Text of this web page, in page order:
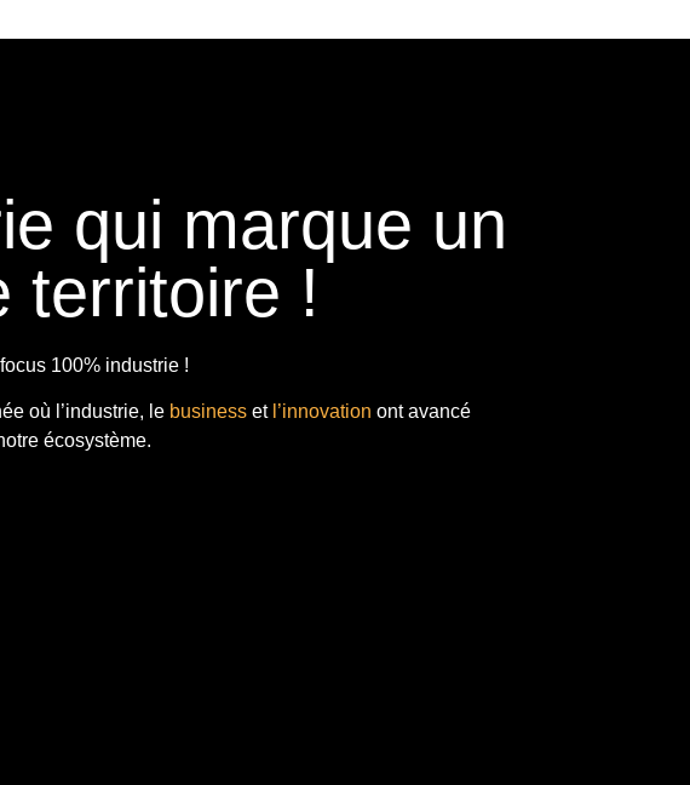
qui marque un
territoire !
100% industrie !
où l’industrie, le businesset l’innovation ont avancé
écosystème.